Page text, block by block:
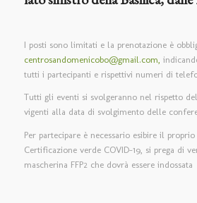
I posti sono limitati e la prenotazione è
centrosandomenicobo@gmail.com,
tutti i partecipanti e rispettivi numeri di
Tutti gli eventi si svolgeranno nel rispetto
vigenti alla data di svolgimento delle
Per partecipare è necessario esibire il proprio
Certificazione verde COVID-19, si prega di
mascherina FFP2 che dovrà essere indossata